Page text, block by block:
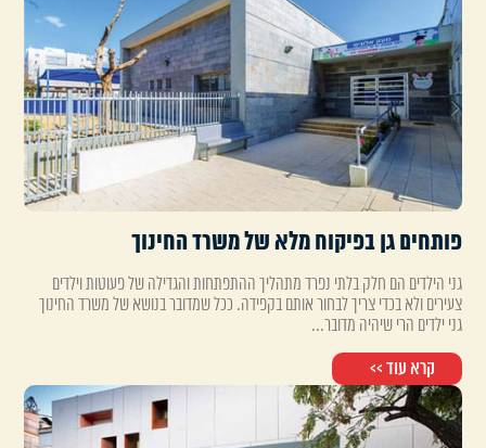
פותחים גן בפיקוח מלא של משרד החינוך
גני הילדים הם חלק בלתי נפרד מתהליך ההתפתחות והגדילה של פעוטות וילדים
צעירים ולא בכדי צריך לבחור אותם בקפידה. ככל שמדובר בנושא של משרד החינוך
גני ילדים הרי שיהיה מדובר...
קרא עוד >>